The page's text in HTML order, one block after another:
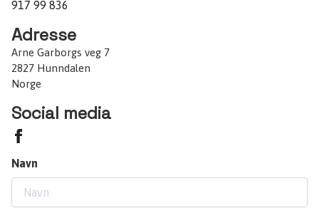
917 99 836
Adresse
Arne Garborgs veg 7
2827 Hunndalen
Norge
Social media
Navn